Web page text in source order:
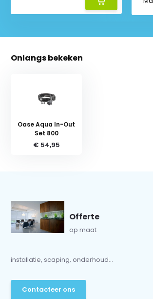
Onlangs bekeken
Oase Aqua In-Out
Set 800
€ 54,95
Offerte
op maat
installatie, scaping, onderhoud...
Contacteer ons